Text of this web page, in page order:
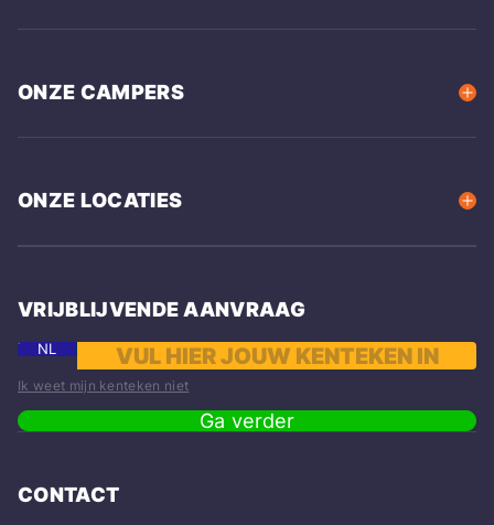
ONZE CAMPERS
ONZE LOCATIES
VRIJBLIJVENDE AANVRAAG
NL
Ik weet mijn kenteken niet
Ga verder
CONTACT